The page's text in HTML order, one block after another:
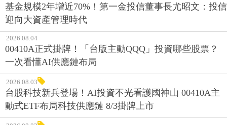
基金規模2年增近70%！第一金投信董事長尤昭文：投信
迎向大資產管理時代
2026.08.04
00410A正式掛牌！「台版主動QQQ」投資哪些股票？
一次看懂AI供應鏈布局
2026.08.03
台股科技新兵登場！AI投資不光看護國神山 00410A主
動式ETF布局科技供應鏈 8/3掛牌上市